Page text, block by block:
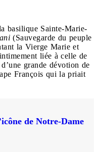
basilique Sainte-Marie-
(Sauvegarde du peuple
la Vierge Marie et
liée à celle de
grande dévotion de
François qui la priait
de Notre-Dame